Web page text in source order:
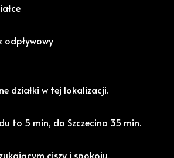
odpływowy
działki w tej lokalizacji.
to 5 min, do Szczecina 35 min.
ciszy i spokoju.